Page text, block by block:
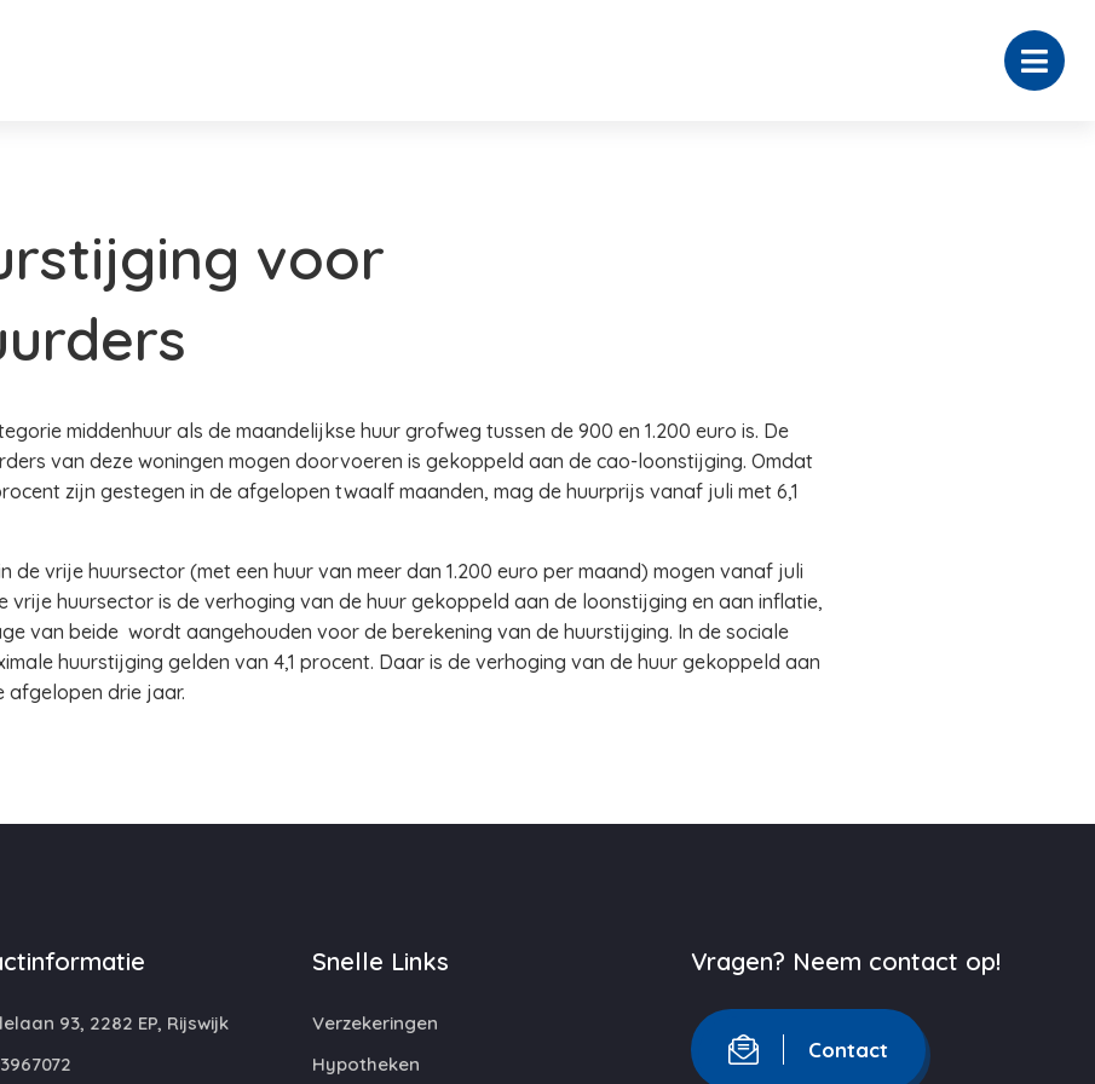
voor
middenhuur als de maandelijkse huur grofweg tussen de 900 en 1.200 euro is. De
van deze woningen mogen doorvoeren is gekoppeld aan de cao-loonstijging. Omdat
zijn gestegen in de afgelopen twaalf maanden, mag de huurprijs vanaf juli met 6,1
de vrije huursector (met een huur van meer dan 1.200 euro per maand) mogen vanaf juli
vrije huursector is de verhoging van de huur gekoppeld aan de loonstijging en aan inflatie,
van beide wordt aangehouden voor de berekening van de huurstijging. In de sociale
huurstijging gelden van 4,1 procent. Daar is de verhoging van de huur gekoppeld aan
afgelopen drie jaar.
93, 2282 EP, Rijswijk
Snelle Links
Verzekeringen
Hypotheken
Vragen? Neem contact op!
Contact